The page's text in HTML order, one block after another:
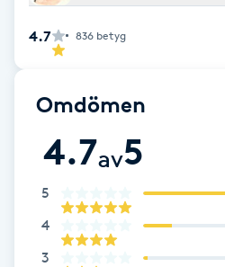
Extensions
Eyeliner-tatuering
Face framing
Faceliftmassage
4.7 836 betyg
Omdömen
4.7av5
5
4
3